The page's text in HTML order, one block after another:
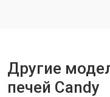
Другие
печей Candy